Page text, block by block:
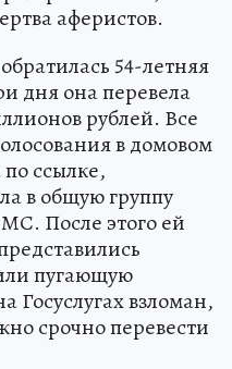
аферистов.
54-летняя
дня она перевела
рублей. Все
в домовом
ссылке,
в общую группу
После этого ей
пугающую
Госуслугах взломан,
срочно перевести